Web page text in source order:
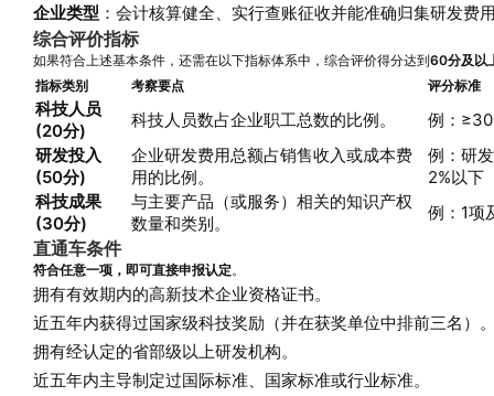
企业类型 ：会计核算健全、实行查账征收并能准确归集研发费
综合评价指标
如果符合上述基本条件，还需在以下指标体系中，综合评价得分达到60分及以
指标类别
考察要点 评分标准
科技人员
(20分)
科技人员数占企业职工总数的比例。
例：
研发投入
(50分)
企业研发费用总额占销售收入或成本费
用的比例。
例：研
2%以下
科技成果
(30分)
与主要产品（或服务）相关的知识产权
数量和类别。
例：1项
直通车条件
符合任意一项，即可直接申报认定。
拥有有效期内的高新技术企业资格证书。
近五年内获得过国家级科技奖励（并在获奖单位中排前三名）
拥有经认定的省部级以上研发机构。
近五年内主导制定过国际标准、国家标准或行业标准。